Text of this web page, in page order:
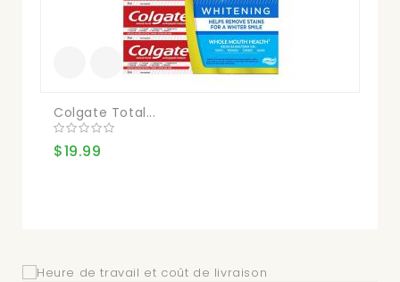
Colgate Total...
$19.99